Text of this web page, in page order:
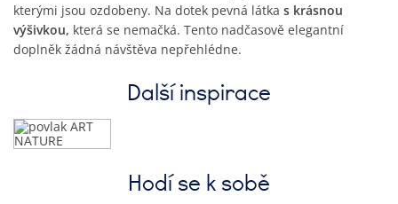
kterými jsou ozdobeny. Na dotek pevná látka s krásnou
výšivkou, která se nemačká. Tento nadčasově elegantní
doplněk žádná návštěva nepřehlédne.
Další inspirace
Hodí se k sobě